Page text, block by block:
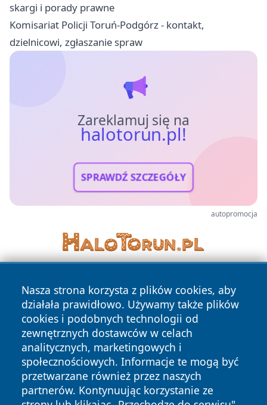
skargi i porady prawne
Komisariat Policji Toruń-Podgórz - kontakt,
dzielnicowi, zgłaszanie spraw
Zareklamuj się na
halotorun.pl!
SPRAWDŹ SZCZEGÓŁY
autopromocja
Nasza strona korzysta z plików cookies, aby
działała prawidłowo. Używamy także plików
cookies i podobnych technologii od
zewnętrznych dostawców w celach
analitycznych, marketingowych i
społecznościowych. Informacje te mogą być
przetwarzane również przez naszych
partnerów. Kontynuując korzystanie ze
Copyright © 2026 halotorun.pl Wszystkie prawa zastrzeżone.
News Autorzy
Polityka
Polityka